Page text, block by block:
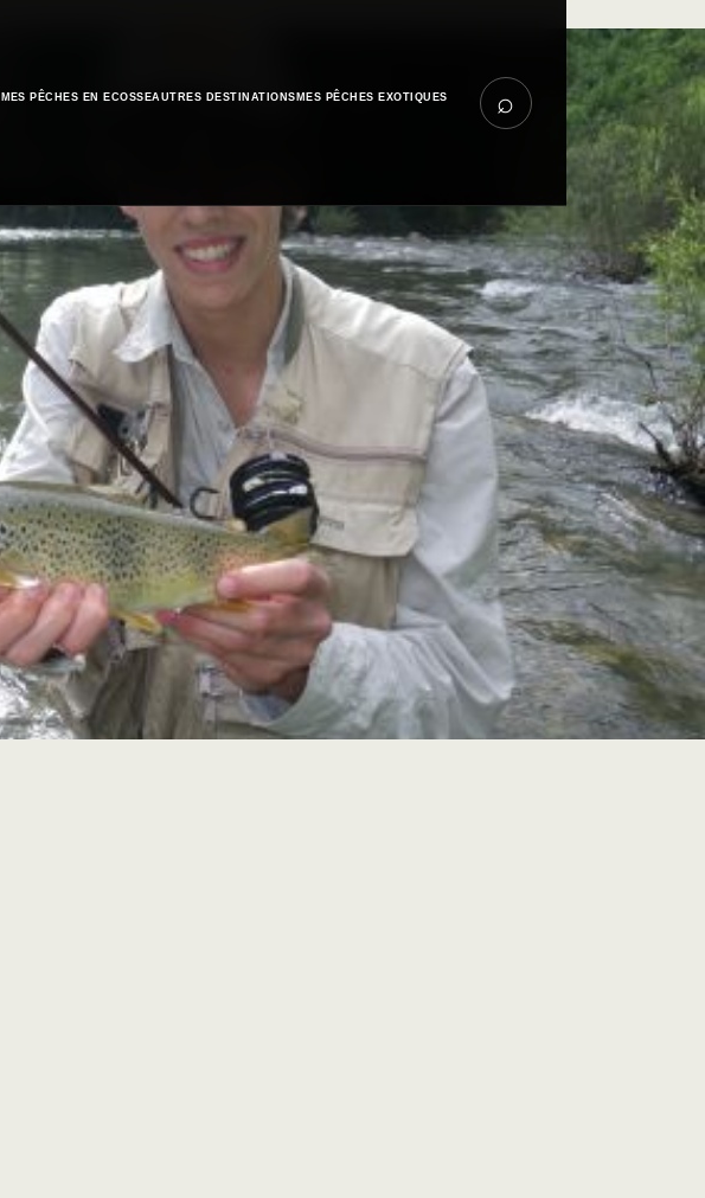
MES PÊCHES EN ECOSSEAUTRES DESTINATIONS MES PÊCHES EXOTIQUES ⌕